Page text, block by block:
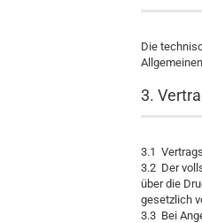
Die
3.
3.1
3.2 Der
über die
gesetzlich
3.3 Bei